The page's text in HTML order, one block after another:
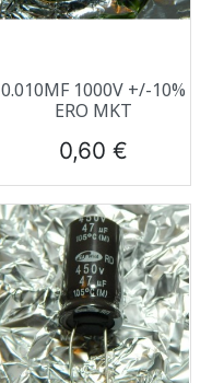
0.010ΜF 1000V +/-10%
ERO MKT
Prix
0,60 €